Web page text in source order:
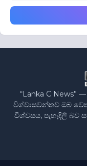
“Lanka C
විශ්වාසවන්තව ඔබ
විශ්වසය, පැහැදිලි බව